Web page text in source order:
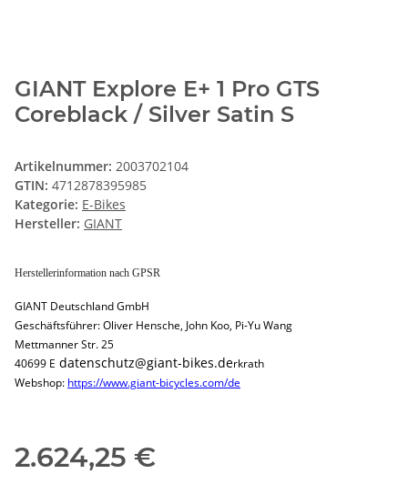
GIANT Explore E+ 1 Pro GTS
Coreblack / Silver Satin S
Artikelnummer: 2003702104
GTIN: 4712878395985
Kategorie: E-Bikes
Hersteller: GIANT
Herstellerinformation nach GPSR
GIANT Deutschland GmbH
Geschäftsführer: Oliver Hensche, John Koo, Pi-Yu Wang
Mettmanner Str. 25
40699 E datenschutz@giant-bikes.derkrath
Webshop: https://www.giant-bicycles.com/de
2.624,25 €